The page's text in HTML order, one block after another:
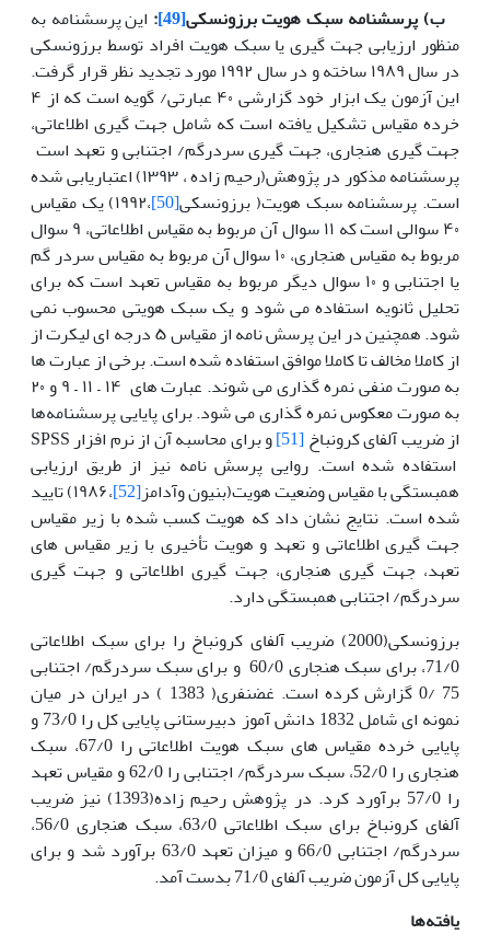
ب) پرسشنامهسبک هویت برزونسکی[49]
: این پرسشنامه به
منظور ارزیابی جهت گیری یا سبک هویت افراد توسط برزونسکی
در سال ۱۹۸۹ ساخته و در سال ۱۹۹۲ مورد تجدید نظر قرار گرفت.
این آزمون یک ابزار خود گزارشی ۴۰ عبارتی/ گویه است که از ۴
خرده مقیاس تشکیل یافته است که شامل جهت گیری اطلاعاتی،
جهت گیری هنجاری، جهت گیری سردرگم/ اجتنابی و تعهد است
پرسشنامه مذکور در پژوهش(رحیم زاده ، ۱۳۹۳) اعتباریابی شده
است. پرسشنامه سبک هویت( برزونسکی[50]
،۱۹۹۲) یک مقیاس
۴۰ سوالی است که ۱۱ سوال آن مربوط به مقیاس اطلاعاتی، ۹ سوال
مربوط به مقیاس هنجاری، ۱۰ سوال آن مربوط به مقیاس سردر گم
یا اجتنابی و ۱۰ سوال دیگر مربوط به مقیاس تعهد است که برای
تحلیل ثانویه استفاده می شود و یک سبک هویتی محسوب نمی
شود. همچنین در این پرسش نامه از مقیاس ۵ درجه ای لیکرت از
از کاملا مخالف تا کاملا موافق استفاده شده است. برخی از عبارت ها
به صورت منفی نمره گذاری می شوند. عبارت های ۱۴ – ۱۱ – ۹ و ۲۰
به صورت معکوس نمره گذاری می شود. برای پایایی پرسشنامه‌ها
از ضریب آلفای کرونباخ[51]
و برای محاسبه آن از نرم افزار SPSS
استفاده شده است. روایی پرسش نامه نیز از طریق ارزیابی
همبستگی با مقیاس وضعیت هویت(بنیون وآدامز[52]
،۱۹۸۶) تایید
شده است. نتایج نشان داد که هویت کسب شده با زیر مقیاس
جهت گیری اطلاعاتی و تعهد و هویت تأخیری با زیر مقیاس های
تعهد، جهت گیری هنجاری، جهت گیری اطلاعاتی و جهت گیری
سردرگم/ اجتنابی همبستگی دارد.
برزونسکی(2000) ضریب آلفای کرونباخ را برای سبک اطلاعاتی
71/0، برای سبک هنجاری 60/0 و برای سبک سردرگم/ اجتنابی
75 /0 گزارش کرده است. غضنفری( 1383 ) در ایران در میان
نمونه ای شامل 1832 دانش آموز دبیرستانی پایایی کل را 73/0 و
پایایی خرده مقیاس های سبک هویت اطلاعاتی را 67/0، سبک
هنجاری را 52/0، سبک سردرگم/ اجتنابی را 62/0 و مقیاس تعهد
را 57/0 برآورد کرد. در پژوهش رحیم زاده(1393) نیز ضریب
آلفای کرونباخ برای سبک اطلاعاتی 63/0، سبک هنجاری 56/0،
سردرگم/ اجتنابی 66/0 و میزان تعهد 63/0 برآورد شد و برای
پایایی کل آزمون ضریب آلفای 71/0 بدست آمد.
یافته‌ها